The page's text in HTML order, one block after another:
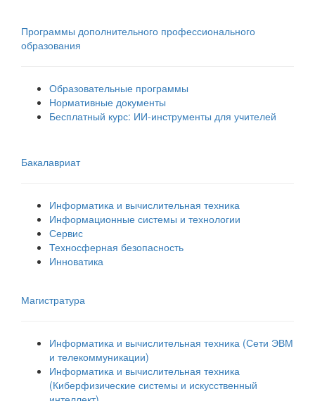
Программы дополнительного профессионального
образования
Образовательные программы
Нормативные документы
Бесплатный курс: ИИ‑инструменты для учителей
Бакалавриат
Информатика и вычислительная техника
Информационные системы и технологии
Сервис
Техносферная безопасность
Инноватика
Магистратура
Информатика и вычислительная техника (Сети ЭВМ
и телекоммуникации)
Информатика и вычислительная техника
(Киберфизические системы и искусственный